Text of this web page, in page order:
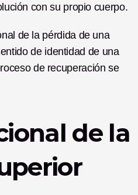
con su propio cuerpo.
de la pérdida de una
de identidad de una
de recuperación se
de la